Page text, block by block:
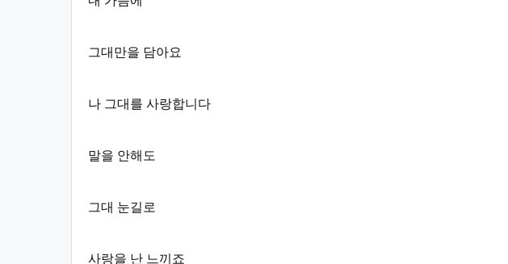
그대만을 담아요
나 그대를 사랑합니다
말을 안해도
그대 눈길로
사랑을 난 느끼죠